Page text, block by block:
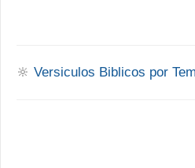
🔆 Versiculos Biblicos por